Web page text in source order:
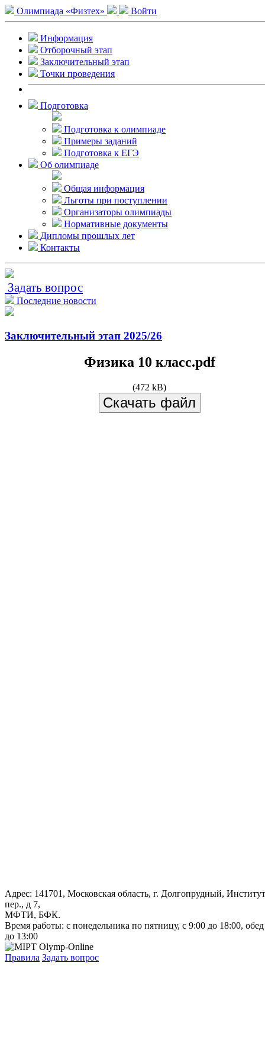
Олимпиада «Физтех» Войти
Информация
Отборочный этап
Заключительный этап
Точки проведения
Подготовка
Подготовка к олимпиаде
Примеры заданий
Подготовка к ЕГЭ
Об олимпиаде
Общая информация
Льготы при поступлении
Организаторы олимпиады
Нормативные документы
Дипломы прошлых лет
Контакты
Задать вопрос
Последние новости
Заключительный этап 2025/26
Физика 10 класс.pdf
(472 kB)
Скачать файл
Адрес: 141701, Московская область, г. Долгопрудный,
пер., д 7,
МФТИ, БФК.
Время работы: с понедельника по пятницу, с 9:00 до 18:00,
до 13:00
Правила Задать вопрос